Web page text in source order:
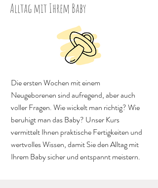
Alltag mit Ihrem Baby
Die ersten Wochen mit einem
Neugeborenen sind aufregend, aber auch
voller Fragen. Wie wickelt man richtig? Wie
beruhigt man das Baby? Unser Kurs
vermittelt Ihnen praktische Fertigkeiten und
wertvolles Wissen, damit Sie den Alltag mit
Ihrem Baby sicher und entspannt meistern.